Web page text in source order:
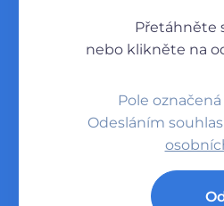
Přetáhněte
nebo klikněte na
Pole
Odesláním